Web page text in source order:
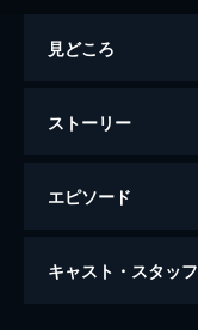
見どころ
ストーリー
エピソード
カメラを止めるな！
キャスト・スタッフ